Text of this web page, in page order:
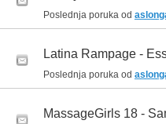
Poslednja poruka od
Latina Rampage -
Poslednja poruka od
MassageGirls 18 -